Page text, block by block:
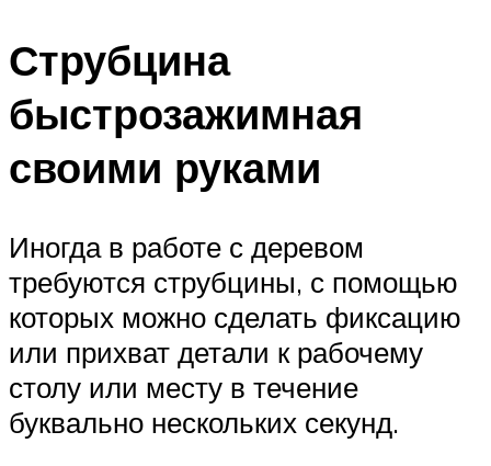
Струбцина
быстрозажимная
своими руками
Иногда в работе с деревом
требуются струбцины, с помощью
которых можно сделать фиксацию
или прихват детали к рабочему
столу или месту в течение
буквально нескольких секунд.